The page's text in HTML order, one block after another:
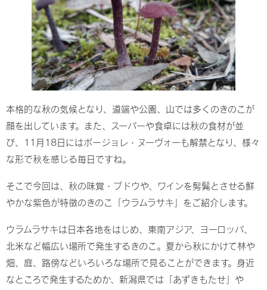
本格的な秋の気候となり、道端や公園、山では多くのきのこが
顔を出しています。また、スーパーや食卓には秋の食材が並
び、11月18日にはボージョレ・ヌーヴォーも解禁となり、様々
な形で秋を感じる毎日ですね。
そこで今回は、秋の味覚・ブドウや、ワインを髣髴とさせる鮮
やかな紫色が特徴のきのこ「ウラムラサキ」をご紹介します。
ウラムラサキは日本各地をはじめ、東南アジア、ヨーロッパ、
北米など幅広い場所で発生するきのこ。夏から秋にかけて林や
畑、庭、路傍などいろいろな場所で見ることができます。身近
なところで発生するためか、新潟県では「あずきもたせ」や